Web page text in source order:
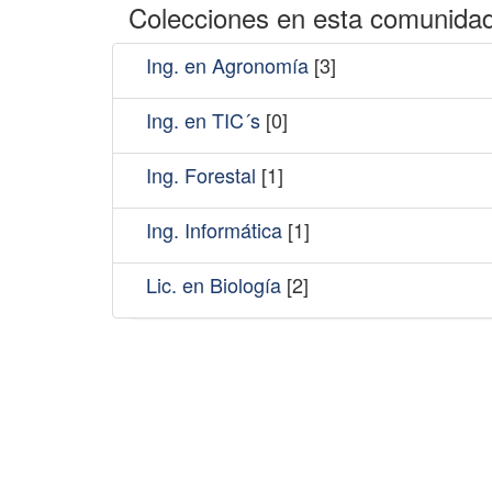
Colecciones en esta
Ing. en Agronomía [3]
Ing. en TIC´s [0]
Ing. Forestal [1]
Ing. Informática [1]
Lic. en Biología [2]